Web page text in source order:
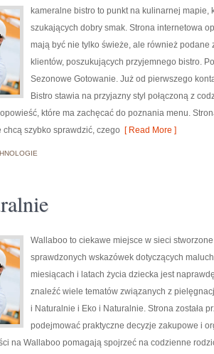
kameralne bistro to punkt na kulinarnej mapie,
szukających dobry smak. Strona internetowa
mają być nie tylko świeże, ale również podane
klientów, poszukujących przyjemnego bistro.
Sezonowe Gotowanie. Już od pierwszego
Bistro stawia na przyjazny styl połączoną z
które ma zachęcać do poznania menu.
chcą szybko sprawdzić, czego [ Read More ]
Wallaboo to ciekawe miejsce w sieci
sprawdzonych wskazówek dotyczących
miesiącach i latach życia dziecka jest
znaleźć wiele tematów związanych z
i Naturalnie i Eko i Naturalnie. Strona została
podejmować praktyczne decyzje zakupowe i
na Wallaboo pomagają spojrzeć na codzienne